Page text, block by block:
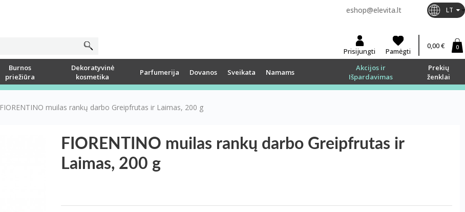
eshop@elevita.lt LT
Prisijungti Pamėgti
0,00 € 0
Burnos
priežiūra
Dekoratyvinė
kosmetika
Parfumerija Dovanos Sveikata Namams
Akcijos ir
Išpardavimas
Prekių
ženklai
FIORENTINO muilas rankų darbo Greipfrutas ir Laimas, 200 g
FIORENTINO muilas rankų darbo Greipfrutas ir
Laimas, 200 g